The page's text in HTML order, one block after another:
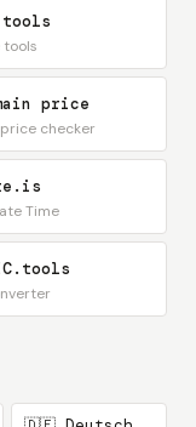
tools
price
checker
Time